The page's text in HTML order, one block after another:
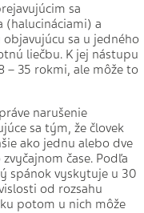
sa
a
sa u jedného
liečbu. K jej nástupu
– 35 rokmi, ale môže to
narušenie
sa tým, že človek
ako jednu alebo dve
čase. Podľa
spánok vyskytuje u 30
od rozsahu
potom u nich môže